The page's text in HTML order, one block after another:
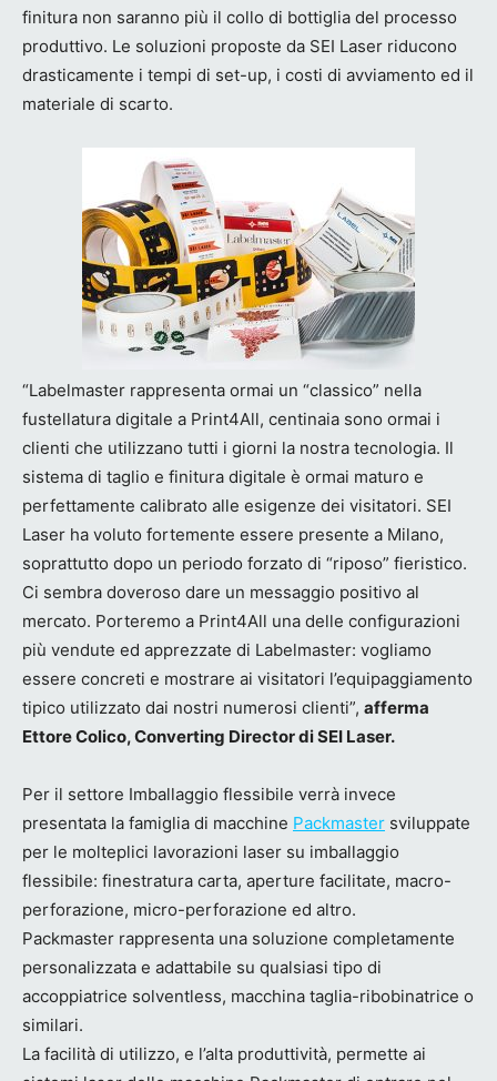
finitura non saranno più il collo di bottiglia del processo
produttivo. Le soluzioni proposte da SEI Laser riducono
drasticamente i tempi di set-up, i costi di avviamento ed il
materiale di scarto.
“Labelmaster rappresenta ormai un “classico” nella
fustellatura digitale a Print4All, centinaia sono ormai i
clienti che utilizzano tutti i giorni la nostra tecnologia. Il
sistema di taglio e finitura digitale è ormai maturo e
perfettamente calibrato alle esigenze dei visitatori. SEI
Laser ha voluto fortemente essere presente a Milano,
soprattutto dopo un periodo forzato di “riposo” fieristico.
Ci sembra doveroso dare un messaggio positivo al
mercato. Porteremo a Print4All una delle configurazioni
più vendute ed apprezzate di Labelmaster: vogliamo
essere concreti e mostrare ai visitatori l’equipaggiamento
tipico utilizzato dai nostri numerosi clienti”, afferma
Ettore Colico, Converting Director di SEI Laser.
Per il settore Imballaggio flessibile verrà invece
presentata la famiglia di macchine Packmaster sviluppate
per le molteplici lavorazioni laser su imballaggio
flessibile: finestratura carta, aperture facilitate, macro-
perforazione, micro-perforazione ed altro.
Packmaster rappresenta una soluzione completamente
personalizzata e adattabile su qualsiasi tipo di
accoppiatrice solventless, macchina taglia-ribobinatrice o
similari.
La facilità di utilizzo, e l’alta produttività, permette ai